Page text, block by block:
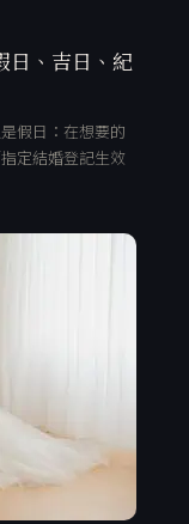
日、吉日、紀
假日：在想要的
定結婚登記生效